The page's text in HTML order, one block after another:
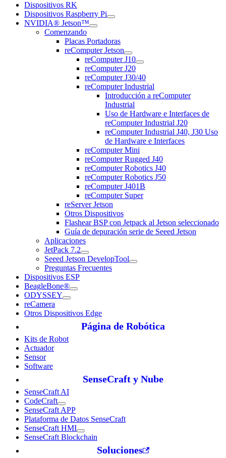
Dispositivos RK
Dispositivos Raspberry Pi
NVIDIA® Jetson™
Comenzando
Placas Portadoras
reComputer Jetson
reComputer J10
reComputer J20
reComputer J30/40
reComputer Industrial
Introducción a reComputer
Industrial
Uso de Hardware e Interfaces de
reComputer Industrial J20
reComputer Industrial J40, J30 Uso
de Hardware e Interfaces
reComputer Mini
reComputer Rugged J40
reComputer Robotics J40
reComputer Robotics J50
reComputer J401B
reComputer Super
reServer Jetson
Otros Dispositivos
Flashear BSP con Jetpack al Jetson seleccionado
Guía de depuración serie de Seeed Jetson
Aplicaciones
JetPack 7.2
Seeed Jetson DevelopTool
Preguntas Frecuentes
Dispositivos ESP
BeagleBone®
ODYSSEY
reCamera
Otros Dispositivos Edge
Página de Robótica
Kits de Robot
Actuador
Sensor
Software
SenseCraft y Nube
SenseCraft AI
CodeCraft
SenseCraft APP
Plataforma de Datos SenseCraft
SenseCraft HMI
SenseCraft Blockchain
Soluciones